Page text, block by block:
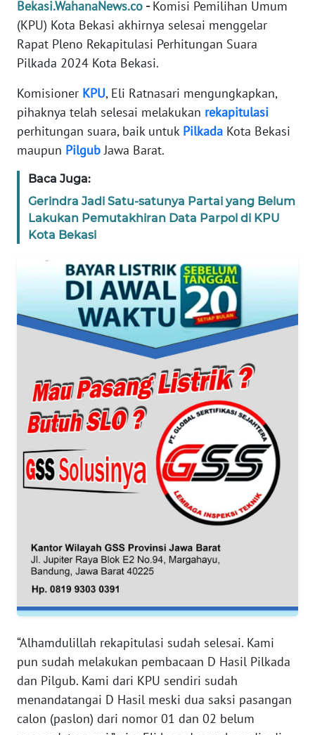
Bekasi.WahanaNews.co -Komisi Pemilihan Umum
(KPU) Kota Bekasi akhirnya selesai menggelar
Rapat Pleno Rekapitulasi Perhitungan Suara
Pilkada 2024 Kota Bekasi.
Komisioner KPU, Eli Ratnasari mengungkapkan,
pihaknya telah selesai melakukan rekapitulasi
perhitungan suara, baik untuk Pilkada Kota Bekasi
maupun PilgubJawa Barat.
Baca Juga:
Gerindra Jadi Satu-satunya Partai yang Belum
Lakukan Pemutakhiran Data Parpol di KPU
Kota Bekasi
“Alhamdulillah rekapitulasi sudah selesai. Kami
pun sudah melakukan pembacaan D Hasil Pilkada
dan Pilgub. Kami dari KPU sendiri sudah
menandatangai D Hasil meski dua saksi pasangan
calon (paslon) dari nomor 01 dan 02 belum
REDAKSI
KARIR
DISCLAIMER
Wahana
News
Regional
SUMUT
WN
WN
NTT
WN
KEPRI
WN
PAPUA
WN
SERAMBI
WN